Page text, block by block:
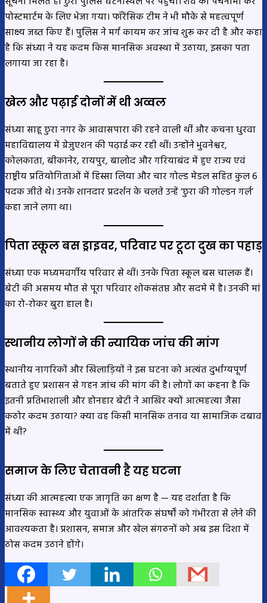
पोस्टमार्टम के लिए भेजा गया। फॉरेंसिक टीम ने भी मौके से महत्वपूर्ण
साक्ष्य जब्त किए हैं। पुलिस ने मर्ग कायम कर जांच शुरू कर दी है और कहा
है कि संध्या ने यह कदम किस मानसिक अवस्था में उठाया, इसका पता
लगाया जा रहा है।
खेल और पढ़ाई दोनों में थी अव्वल
संध्या साहू छुरा नगर के आवासपारा की रहने वाली थीं और कचना धुरवा
महाविद्यालय में ग्रेजुएशन की पढ़ाई कर रही थीं। उन्होंने भुवनेश्वर,
कोलकाता, बीकानेर, रायपुर, बालोद और गरियाबंद में हुए राज्य एवं
राष्ट्रीय प्रतियोगिताओं में हिस्सा लिया और चार गोल्ड मेडल सहित कुल 6
पदक जीते थे। उनके शानदार प्रदर्शन के चलते उन्हें ‘छुरा की गोल्डन गर्ल’
कहा जाने लगा था।
पिता स्कूल बस ड्राइवर, परिवार पर टूटा दुख का पहाड़
संध्या एक मध्यमवर्गीय परिवार से थीं। उनके पिता स्कूल बस चालक हैं।
बेटी की असमय मौत से पूरा परिवार शोकसंतप्त और सदमे में है। उनकी मां
का रो-रोकर बुरा हाल है।
स्थानीय लोगों ने की न्यायिक जांच की मांग
स्थानीय नागरिकों और खिलाड़ियों ने इस घटना को अत्यंत दुर्भाग्यपूर्ण
बताते हुए प्रशासन से गहन जांच की मांग की है। लोगों का कहना है कि
इतनी प्रतिभाशाली और होनहार बेटी ने आखिर क्यों आत्महत्या जैसा
कठोर कदम उठाया? क्या वह किसी मानसिक तनाव या सामाजिक दबाव
में थी?
समाज के लिए चेतावनी है यह घटना
संध्या की आत्महत्या एक जागृति का क्षण है — यह दर्शाता है कि
मानसिक स्वास्थ्य और युवाओं के आंतरिक संघर्षों को गंभीरता से लेने की
आवश्यकता है। प्रशासन, समाज और खेल संगठनों को अब इस दिशा में
ठोस कदम उठाने होंगे।